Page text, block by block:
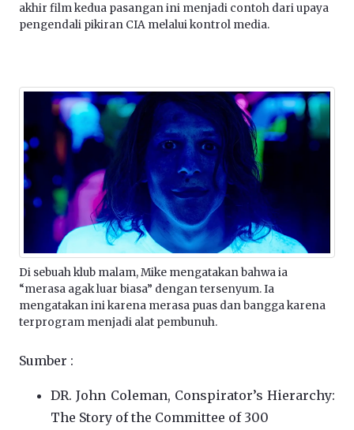
akhir film kedua pasangan ini menjadi contoh dari upaya
pengendali pikiran CIA melalui kontrol media.
Di sebuah klub malam, Mike mengatakan bahwa ia
“merasa agak luar biasa” dengan tersenyum. Ia
mengatakan ini karena merasa puas dan bangga karena
terprogram menjadi alat pembunuh.
Sumber :
DR. John Coleman, Conspirator’s Hierarchy:
The Story of the Committee of 300